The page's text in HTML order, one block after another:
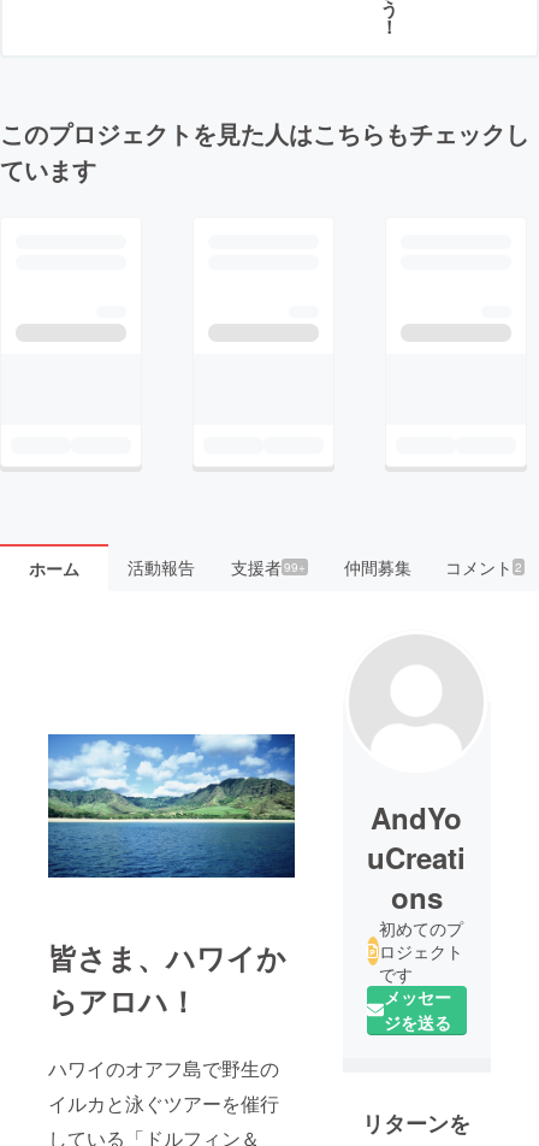
う
！
このプロジェクトを見た人はこちらもチェックし
ています
ホーム 活動報告 支援者99+ 仲間募集 コメント2
皆さま、ハワイか
らアロハ！
ハワイのオアフ島で野生の
イルカと泳ぐツアーを催行
している「ドルフィン＆
AndYo
uCreati
ons
初めてのプ
ロジェクト
です
メッセー
ジを送る
リターンを